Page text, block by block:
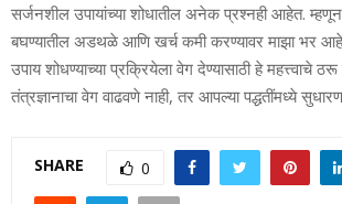
सर्जनशील उपायांच्या शोधातील अनेक प्रश्नही आहेत. म्हणून
बघण्यातील अडथळे आणि खर्च कमी करण्यावर माझा भर
उपाय शोधण्याच्या प्रक्रियेला वेग देण्यासाठी हे महत्त्वाचे
तंत्रज्ञानाचा वेग वाढवणे नाही, तर आपल्या पद्धतींमध्ये
SHARE 0